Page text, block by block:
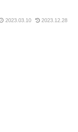
2023.03.10 2023.12.28